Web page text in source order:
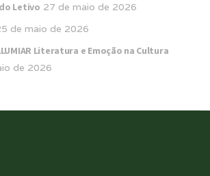
Letivo 27 de maio de 2026
de maio de 2026
Literatura e Emoção na Cultura
de 2026